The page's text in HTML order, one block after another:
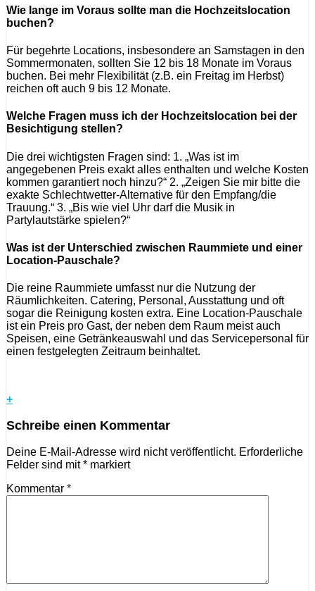
Wie lange im Voraus sollte man die Hochzeitslocation
buchen?
Für begehrte Locations, insbesondere an Samstagen in den
Sommermonaten, sollten Sie 12 bis 18 Monate im Voraus
buchen. Bei mehr Flexibilität (z.B. ein Freitag im Herbst)
reichen oft auch 9 bis 12 Monate.
Welche Fragen muss ich der Hochzeitslocation bei der
Besichtigung stellen?
Die drei wichtigsten Fragen sind: 1. „Was ist im
angegebenen Preis exakt alles enthalten und welche Kosten
kommen garantiert noch hinzu?“ 2. „Zeigen Sie mir bitte die
exakte Schlechtwetter-Alternative für den Empfang/die
Trauung.“ 3. „Bis wie viel Uhr darf die Musik in
Partylautstärke spielen?“
Was ist der Unterschied zwischen Raummiete und einer
Location-Pauschale?
Die reine Raummiete umfasst nur die Nutzung der
Räumlichkeiten. Catering, Personal, Ausstattung und oft
sogar die Reinigung kosten extra. Eine Location-Pauschale
ist ein Preis pro Gast, der neben dem Raum meist auch
Speisen, eine Getränkeauswahl und das Servicepersonal für
einen festgelegten Zeitraum beinhaltet.
+
Schreibe einen Kommentar
Deine E-Mail-Adresse wird nicht veröffentlicht. Erforderliche
Felder sind mit* markiert
Kommentar *